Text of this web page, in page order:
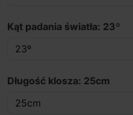
Kąt padania światła: 23º
Długość klosza: 25cm